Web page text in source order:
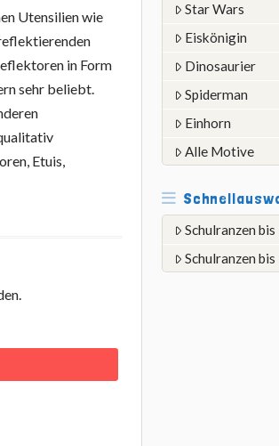
Utensilien wie
in Form
sehr beliebt.
Etuis,
Star Wars
Eiskönigin
Dinosaurier
Spiderman
Einhorn
Alle Motive
Schulranzen
Schulranzen